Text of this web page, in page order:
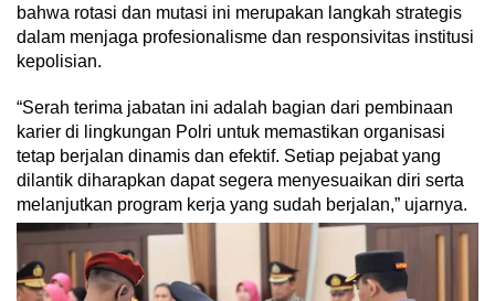
bahwa rotasi dan mutasi ini merupakan langkah strategis
dalam menjaga profesionalisme dan responsivitas institusi
kepolisian.
“Serah terima jabatan ini adalah bagian dari pembinaan
karier di lingkungan Polri untuk memastikan organisasi
tetap berjalan dinamis dan efektif. Setiap pejabat yang
dilantik diharapkan dapat segera menyesuaikan diri serta
melanjutkan program kerja yang sudah berjalan,” ujarnya.